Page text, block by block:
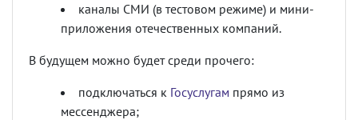
каналы СМИ (в тестовом режиме) и мини-
приложения отечественных компаний.
В будущем можно будет среди прочего:
подключаться к Госуслугам прямо из
мессенджера;